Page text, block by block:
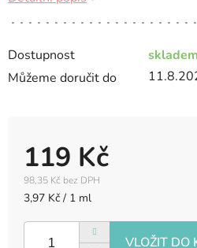
Dostupnost
skladem
Můžeme doručit do
119 Kč
98,35 Kč bez DPH
Měrná
3,97 Kč / 1 ml